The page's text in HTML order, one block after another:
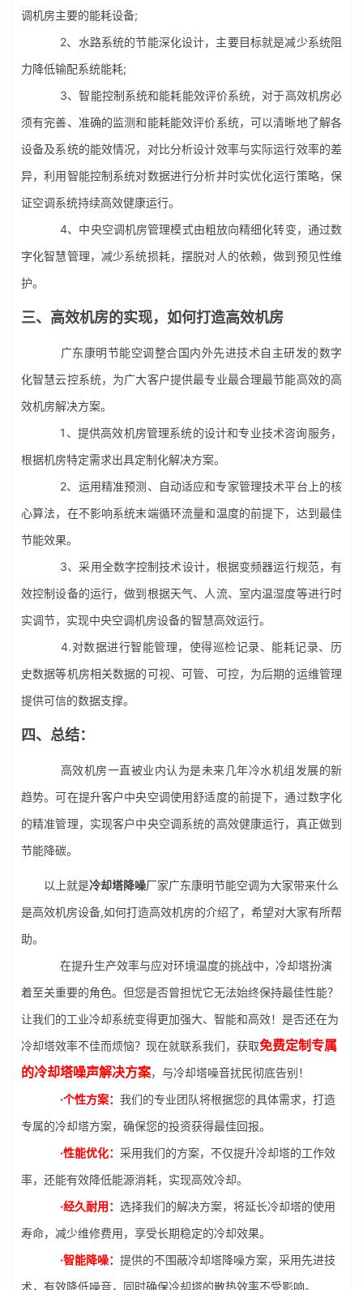
调机房主要的能耗设备;
2、水路系统的节能深化设计，主要目标就是减少系统阻
力降低输配系统能耗;
3、智能控制系统和能耗能效评价系统，对于高效机房必
须有完善、准确的监测和能耗能效评价系统，可以清晰地了解各
设备及系统的能效情况，对比分析设计效率与实际运行效率的差
异，利用智能控制系统对数据进行分析并时实优化运行策略，保
证空调系统持续高效健康运行。
4、中央空调机房管理模式由粗放向精细化转变，通过数
字化智慧管理，减少系统损耗，摆脱对人的依赖，做到预见性维
护。
三、高效机房的实现，如何打造高效机房
广东康明节能空调整合国内外先进技术自主研发的数字
化智慧云控系统，为广大客户提供最专业最合理最节能高效的高
效机房解决方案。
1、提供高效机房管理系统的设计和专业技术咨询服务，
根据机房特定需求出具定制化解决方案。
2、运用精准预测、自动适应和专家管理技术平台上的核
心算法，在不影响系统末端循环流量和温度的前提下，达到最佳
节能效果。
3、采用全数字控制技术设计，根据变频器运行规范，有
效控制设备的运行，做到根据天气、人流、室内温湿度等进行时
实调节，实现中央空调机房设备的智慧高效运行。
4.对数据进行智能管理，使得巡检记录、能耗记录、历
史数据等机房相关数据的可视、可管、可控，为后期的运维管理
提供可信的数据支撑。
四、总结：
高效机房一直被业内认为是未来几年冷水机组发展的新
趋势。可在提升客户中央空调使用舒适度的前提下，通过数字化
的精准管理，实现客户中央空调系统的高效健康运行，真正做到
节能降碳。
以上就是冷却塔降噪厂家广东康明节能空调为大家带来什么
是高效机房设备,如何打造高效机房的介绍了，希望对大家有所帮
助。
在提升生产效率与应对环境温度的挑战中，冷却塔扮演
着至关重要的角色。但您是否曾担忧它无法始终保持最佳性能？
让我们的工业冷却系统变得更加强大、智能和高效！是否还在为
冷却塔效率不佳而烦恼？现在就联系我们，获取免费定制专属
的冷却塔噪声解决方案，与冷却塔噪音扰民彻底告别！
·个性方案： 我们的专业团队将根据您的具体需求，打造
专属的冷却塔方案，确保您的投资获得最佳回报。
·性能优化： 采用我们的方案，不仅提升冷却塔的工作效
率，还能有效降低能源消耗，实现高效冷却。
·经久耐用： 选择我们的解决方案，将延长冷却塔的使用
寿命，减少维修费用，享受长期稳定的冷却效果。
·智能降噪： 提供的不围蔽冷却塔降噪方案，采用先进技
术，有效降低噪音，同时确保冷却塔的散热效率不受影响。